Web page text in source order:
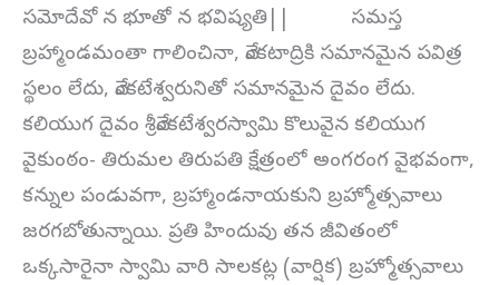
సమోదేవో న భూతో న భవిష్యతి|| సమస్త
బ్రహ్మాండమంతా గాలించినా, వేంకటాద్రికి సమానమైన పవిత్ర
స్థలం లేదు, వేంకటేశ్వరునితో సమానమైన దైవం లేదు.
కలియుగ దైవం శ్రీవేంకటేశ్వరస్వామి కొలువైన కలియుగ
వైకుంఠం- తిరుమల తిరుపతి క్షేత్రంలో అంగరంగ వైభవంగా,
కన్నుల పండువగా, బ్రహ్మాండనాయకుని బ్రహ్మోత్సవాలు
జరగబోతున్నాయి. ప్రతి హిందువు తన జీవితంలో
ఒక్కసారైనా స్వామి వారి సాలకట్ల (వార్షిక) బ్రహ్మోత్సవాలు